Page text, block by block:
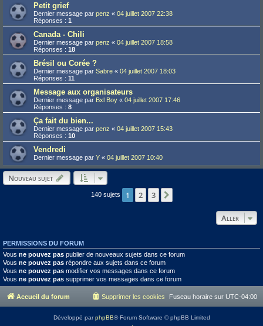
Petit grief
Dernier message par penz « 04 juillet 2007 22:38
Réponses : 1
Canada - Chili
Dernier message par penz « 04 juillet 2007 18:58
Réponses : 18
Brésil ou Corée ?
Dernier message par Sabre « 04 juillet 2007 18:03
Réponses : 11
Message aux organisateurs
Dernier message par Bxl Boy « 04 juillet 2007 17:46
Réponses : 8
Ça fait du bien...
Dernier message par penz « 04 juillet 2007 15:43
Réponses : 10
Vendredi
Dernier message par Y « 04 juillet 2007 10:40
Nouveau sujet
140 sujets 1 2 3
Aller
PERMISSIONS DU FORUM
Vous ne pouvez pas publier de nouveaux sujets dans ce forum
Vous ne pouvez pas répondre aux sujets dans ce forum
Vous ne pouvez pas modifier vos messages dans ce forum
Vous ne pouvez pas supprimer vos messages dans ce forum
Accueil du forum Fuseau horaire sur UTC-04:00
Supprimer les cookies
Développé parphpBB® Forum Software © phpBB Limited